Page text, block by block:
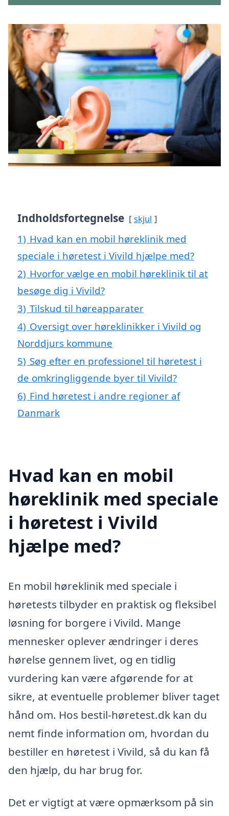
Indholdsfortegnelse skjul
1) Hvad kan en mobil høreklinik med
speciale i høretest i Vivild hjælpe med?
2) Hvorfor vælge en mobil høreklinik til at
besøge dig i Vivild?
3) Tilskud til høreapparater
4) Oversigt over høreklinikker i Vivild og
Norddjurs kommune
5) Søg efter en professionel til høretest i
de omkringliggende byer til Vivild?
6) Find høretest i andre regioner af
Danmark
Hvad kan en mobil
høreklinik med speciale
i høretest i Vivild
hjælpe med?
En mobil høreklinik med speciale i
høretests tilbyder en praktisk og fleksibel
løsning for borgere i Vivild. Mange
mennesker oplever ændringer i deres
hørelse gennem livet, og en tidlig
vurdering kan være afgørende for at
sikre, at eventuelle problemer bliver taget
hånd om. Hos bestil-høretest.dk kan du
nemt finde information om, hvordan du
bestiller en høretest i Vivild, så du kan få
den hjælp, du har brug for.
Det er vigtigt at være opmærksom på sin